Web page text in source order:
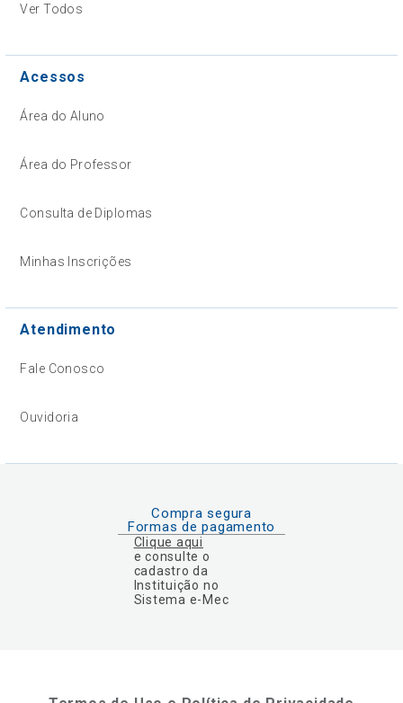
Ver Todos
Acessos
Área do Aluno
Área do Professor
Consulta de Diplomas
Minhas Inscrições
Atendimento
Fale Conosco
Ouvidoria
Compra segura
Formas de pagamento
Clique aqui
e consulte o
cadastro da
Instituição no
Sistema e-Mec